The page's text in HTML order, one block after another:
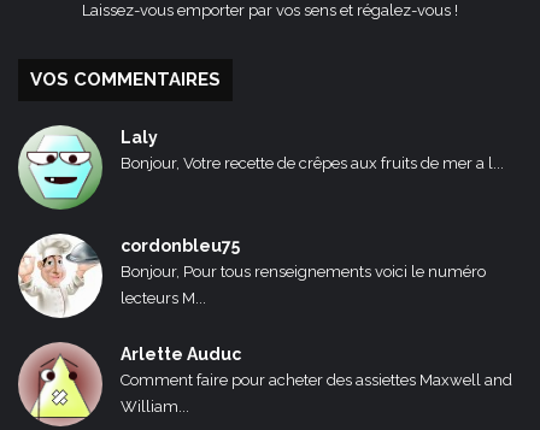
Laissez-vous emporter par vos sens et régalez-vous !
VOS COMMENTAIRES
Laly
Bonjour, Votre recette de crêpes aux fruits de mer a l...
cordonbleu75
Bonjour, Pour tous renseignements voici le numéro
lecteurs M...
Arlette Auduc
Comment faire pour acheter des assiettes Maxwell and
William...